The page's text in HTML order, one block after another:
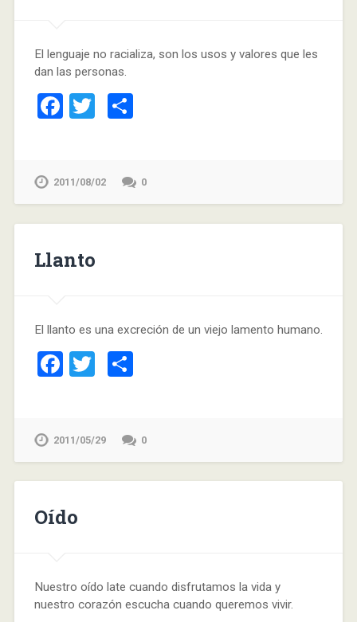
El lenguaje no racializa, son los usos y valores que les
dan las personas.
Facebook
TwitterCompartir
2011/08/02 0
Llanto
El llanto es una excreción de un viejo lamento humano.
Facebook
TwitterCompartir
2011/05/29 0
Oído
Nuestro oído late cuando disfrutamos la vida y
nuestro corazón escucha cuando queremos vivir.